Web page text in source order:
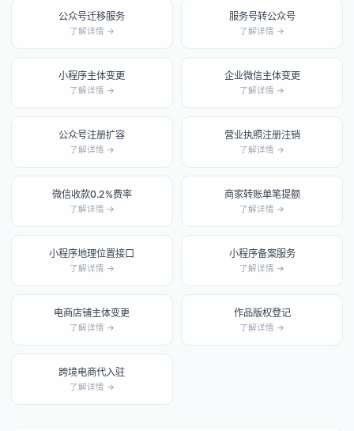
公众号迁移服务
了解详情 →
服务号转公众号
了解详情 →
小程序主体变更
了解详情 →
企业微信主体变更
了解详情 →
公众号注册扩容
了解详情 →
营业执照注册注销
了解详情 →
微信收款0.2%费率
了解详情 →
商家转账单笔提额
了解详情 →
小程序地理位置接口
了解详情 →
小程序备案服务
了解详情 →
电商店铺主体变更
了解详情 →
作品版权登记
了解详情 →
跨境电商代入驻
了解详情 →